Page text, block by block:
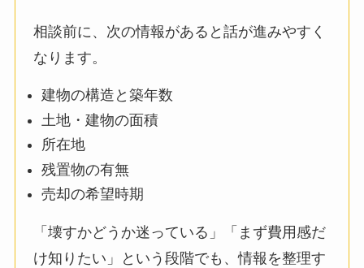
相談前に、次の情報があると話が進みやすく
なります。
建物の構造と築年数
土地・建物の面積
所在地
残置物の有無
売却の希望時期
「壊すかどうか迷っている」「まず費用感だ
け知りたい」という段階でも、情報を整理す